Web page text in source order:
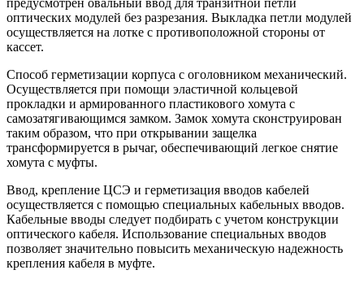
предусмотрен овальный ввод для транзитной петли
оптических модулей без разрезания. Выкладка петли модулей
осуществляется на лотке с противоположной стороны от
кассет.
Способ герметизации корпуса с оголовником механический.
Осуществляется при помощи эластичной кольцевой
прокладки и армированного пластикового хомута с
самозатягивающимся замком. Замок хомута сконструирован
таким образом, что при открывании защелка
трансформируется в рычаг, обеспечивающий легкое снятие
хомута с муфты.
Ввод, крепление ЦСЭ и герметизация вводов кабелей
осуществляется с помощью специальных кабельных вводов.
Кабельные вводы следует подбирать с учетом конструкции
оптического кабеля. Использование специальных вводов
позволяет значительно повысить механическую надежность
крепления кабеля в муфте.